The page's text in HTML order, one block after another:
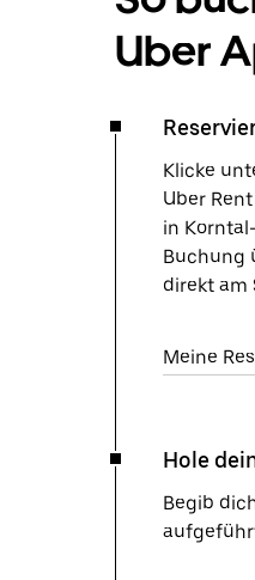
Uber
Klicke
Uber
in
Buchung
direkt am
Meine
Hole
Begib